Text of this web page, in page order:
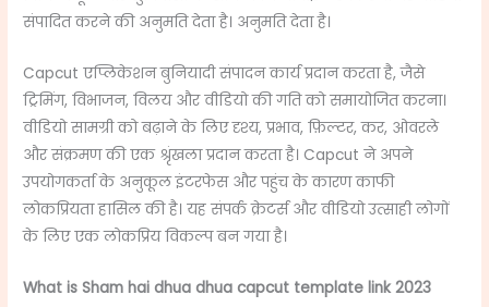
संपादित करने की अनुमति देता है। अनुमति देता है।
Capcut एप्लिकेशन बुनियादी संपादन कार्य प्रदान करता है, जैसे
ट्रिमिंग, विभाजन, विलय और वीडियो की गति को समायोजित करना।
वीडियो सामग्री को बढ़ाने के लिए दृश्य, प्रभाव, फ़िल्टर, कर, ओवरले
और संक्रमण की एक श्रृंखला प्रदान करता है। Capcut ने अपने
उपयोगकर्ता के अनुकूल इंटरफेस और पहुंच के कारण काफी
लोकप्रियता हासिल की है। यह संपर्क क्रेटर्स और वीडियो उत्साही लोगों
के लिए एक लोकप्रिय विकल्प बन गया है।
What is Sham hai dhua dhua capcut template link 2023